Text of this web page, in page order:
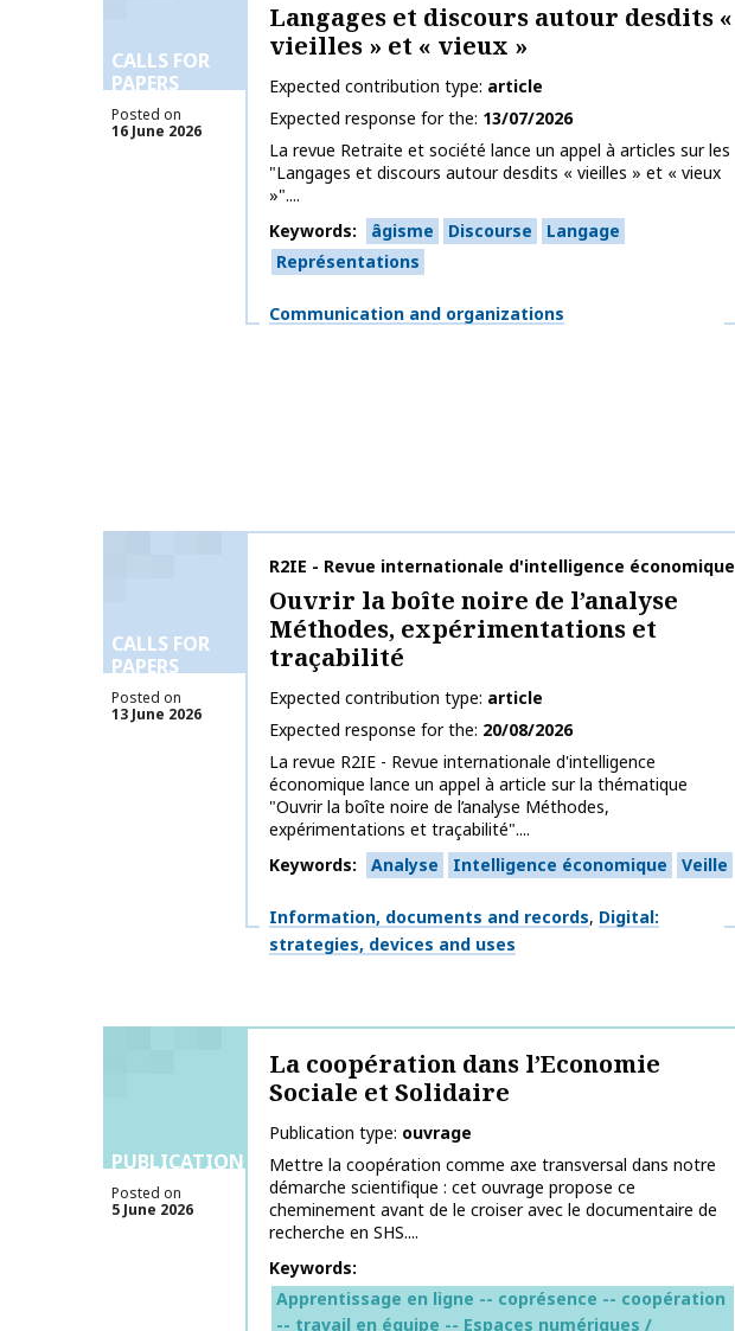
CALLS FOR
PAPERS
Posted on
16 June 2026
Langages et discours autour desdits «
vieilles » et « vieux »
Expected contribution type article
Expected response for the 13/07/2026
La revue Retraite et société lance un appel à articles sur les
"Langages et discours autour desdits « vieilles » et « vieux
»"....
Keywords
âgisme Discourse
Langage
Représentations
Themes
Communication and organizations
CALLS FOR
PAPERS
Posted on
13 June 2026
Publication name
R2IE - Revue internationale d'intelligence économique
Ouvrir la boîte noire de l’analyse
Méthodes, expérimentations et
traçabilité
Expected contribution type article
Expected response for the 20/08/2026
La revue R2IE - Revue internationale d'intelligence
économique lance un appel à article sur la thématique
"Ouvrir la boîte noire de l’analyse Méthodes,
expérimentations et traçabilité"....
Keywords
Analyse Intelligence économique Veille
Themes
Information, documents and records Digital:
strategies, devices and uses
PUBLICATIONS
Posted on
5 June 2026
La coopération dans l’Economie
Sociale et Solidaire
Publication type ouvrage
Mettre la coopération comme axe transversal dans notre
démarche scientifique : cet ouvrage propose ce
cheminement avant de le croiser avec le documentaire de
recherche en SHS....
Keywords
Apprentissage en ligne -- coprésence -- coopération
-- travail en équipe -- Espaces numériques /